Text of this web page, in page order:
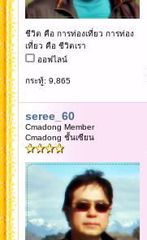
ชีวิต คือ การท่องเที่ยว การท่อง
เที่ยว คือ ชีวิตเรา
ออฟไลน์
กระทู้: 9,865
seree_60
Cmadong Member
Cmadong ชั้นเซียน